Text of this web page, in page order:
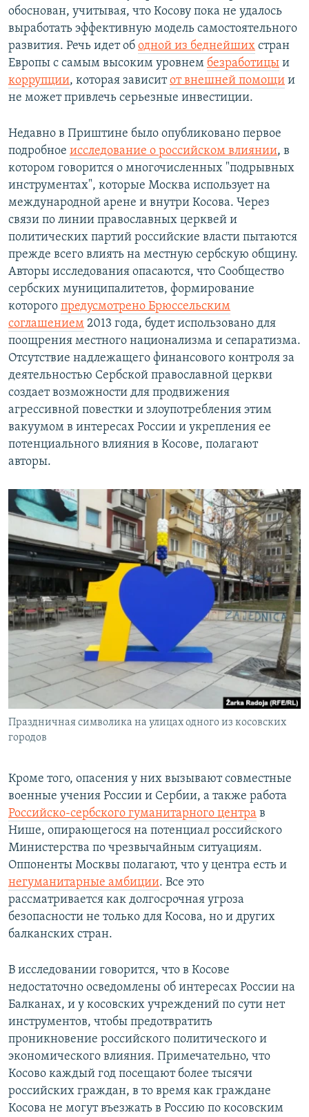
обоснован, учитывая, что Косову пока не удалось
выработать эффективную модель самостоятельного
развития. Речь идет об одной из беднейших стран
Европы с самым высоким уровнем безработицы и
коррупции, которая зависитот внешней помощи и
не может привлечь серьезные инвестиции.
Недавно в Приштине было опубликовано первое
подробное исследование о российском влиянии, в
котором говорится о многочисленных "подрывных
инструментах", которые Москва использует на
международной арене и внутри Косова. Через
связи по линии православных церквей и
политических партий российские власти пытаются
прежде всего влиять на местную сербскую общину.
Авторы исследования опасаются, что Сообщество
сербских муниципалитетов, формирование
которого предусмотрено Брюссельским
соглашением 2013 года, будет использовано для
поощрения местного национализма и сепаратизма.
Отсутствие надлежащего финансового контроля за
деятельностью Сербской православной церкви
создает возможности для продвижения
агрессивной повестки и злоупотребления этим
вакуумом в интересах России и укрепления ее
потенциального влияния в Косове, полагают
авторы.
Праздничная символика на улицах одного из косовских
городов
Кроме того, опасения у них вызывают совместные
военные учения России и Сербии, а также работа
Российско-сербского гуманитарного центра в
Нише, опирающегося на потенциал российского
Министерства по чрезвычайным ситуациям.
Оппоненты Москвы полагают, что у центра есть и
негуманитарные амбиции. Все это
рассматривается как долгосрочная угроза
безопасности не только для Косова, но и других
балканских стран.
В исследовании говорится, что в Косове
недостаточно осведомлены об интересах России на
Балканах, и у косовских учреждений по сути нет
инструментов, чтобы предотвратить
проникновение российского политического и
экономического влияния. Примечательно, что
Косово каждый год посещают более тысячи
российских граждан, в то время как граждане
Косова не могут въезжать в Россию по косовским